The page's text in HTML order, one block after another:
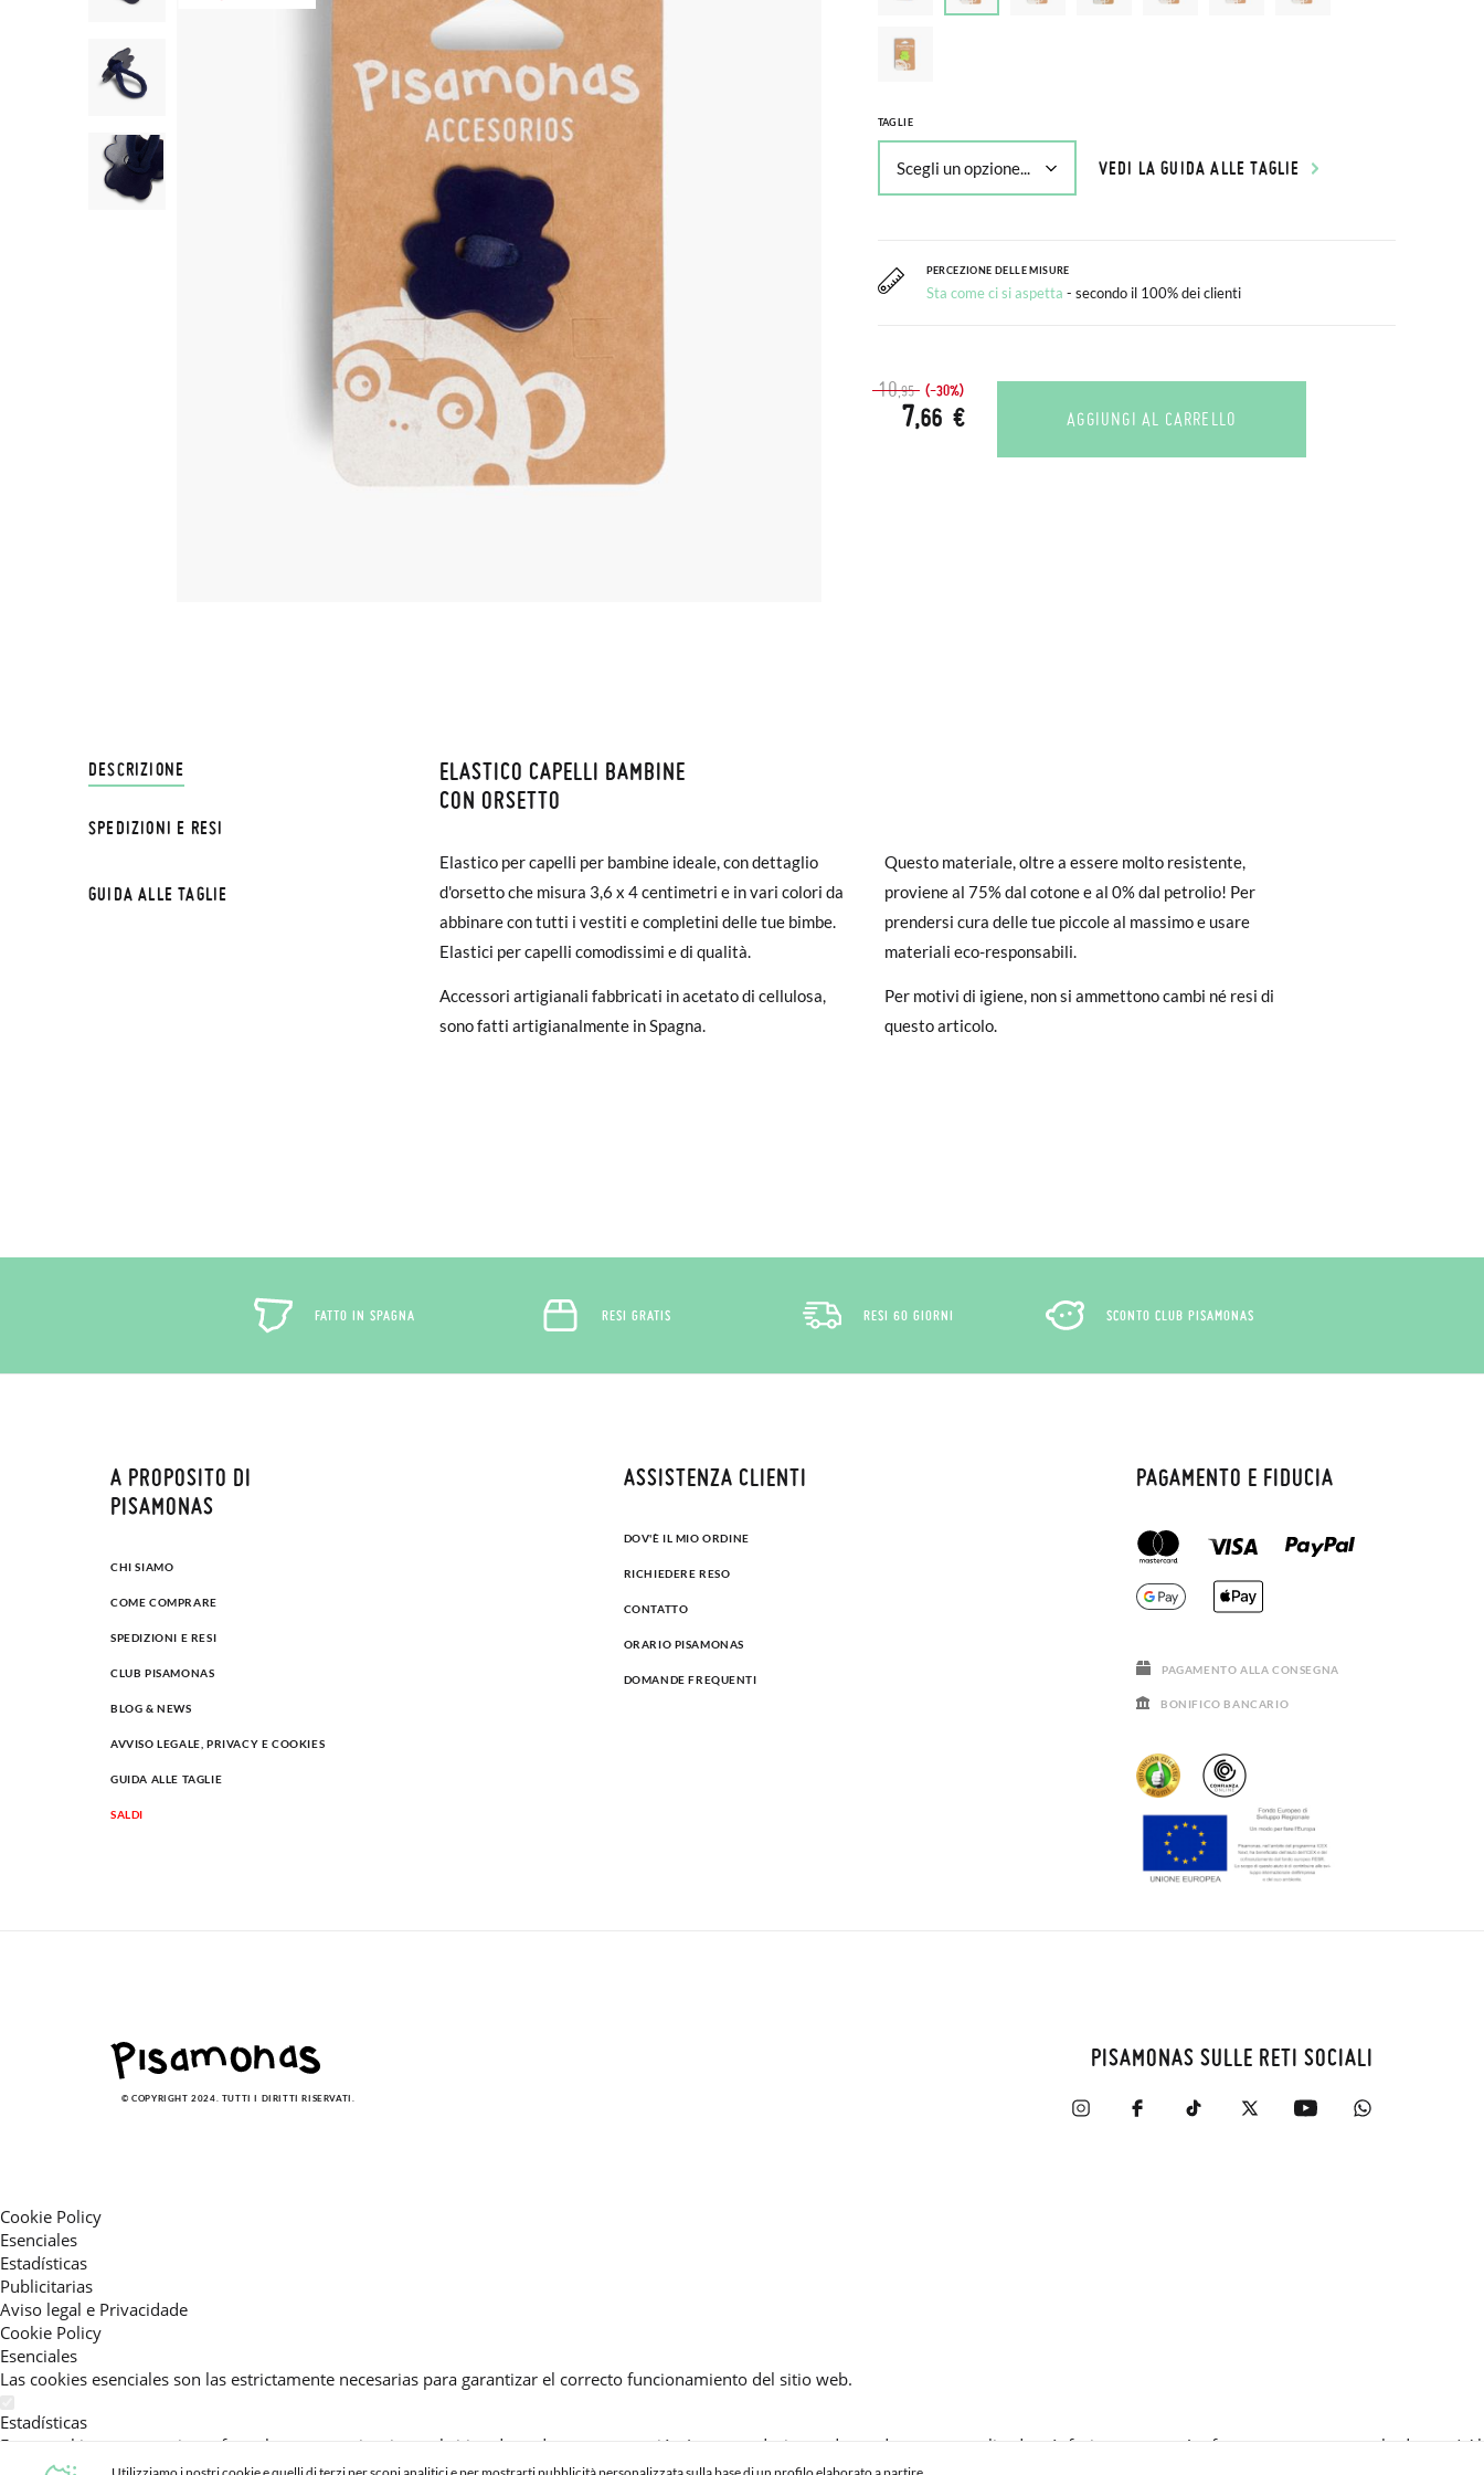
TAGLIE
VEDI LA GUIDA ALLE TAGLIE
PERCEZIONE DELLE MISURE
Sta come ci si aspetta - secondo il 100% dei clienti
10,95 (-30%)
7,66 € AGGIUNGI AL CARRELLO
DESCRIZIONE
ELASTICO CAPELLI BAMBINE
CON ORSETTO
Elastico per capelli per bambine ideale, con dettaglio
d'orsetto che misura 3,6 x 4 centimetri e in vari colori da
abbinare con tutti i vestiti e completini delle tue bimbe.
Elastici per capelli comodissimi e di qualità.
Accessori artigianali fabbricati in acetato di cellulosa,
sono fatti artigianalmente in Spagna.
Questo materiale, oltre a essere molto resistente,
proviene al 75% dal cotone e al 0% dal petrolio! Per
prendersi cura delle tue piccole al massimo e usare
materiali eco-responsabili.
Per motivi di igiene, non si ammettono cambi né resi di
questo articolo.
SPEDIZIONI E RESI
SPEDIZIONI E RESI
€ e impiegherà da 4 a 5 giorni lavorativi per arrivare tramite corriere. Ti preghiamo di notare che l'ordine deve essere
effettuato prima delle 15:00, altrimenti verrà spedito il giorno successivo.
Se le scarpe arrivano e non sono esattamente quello che cercavi, puoi richiedere facilmente un reso gratuito.
Se hai un account, ti basta accedere per avviare la procedura. Se hai effettuato il pagamento come ospite, visita la
nostra pagina dei
e inserisci il numero d'ordine e l'indirizzo e-mail utilizzato per l'acquisto. Un'etichetta di reso
GUIDA ALLE TAGLIE
FATTO IN SPAGNA RESI GRATIS RESI 60 GIORNI SCONTO CLUB PISAMONAS
A PROPOSITO DI
PISAMONAS
CHI SIAMO
COME COMPRARE
SPEDIZIONI E RESI
CLUB PISAMONAS
BLOG & NEWS
AVVISO LEGALE, PRIVACY E COOKIES
GUIDA ALLE TAGLIE
SALDI
ASSISTENZA CLIENTI
DOV'È IL MIO ORDINE
RICHIEDERE RESO
CONTATTO
ORARIO PISAMONAS
DOMANDE FREQUENTI
PAGAMENTO E FIDUCIA
PAGAMENTO ALLA CONSEGNA
BONIFICO BANCARIO
© COPYRIGHT 2024. TUTTI I DIRITTI RISERVATI.
PISAMONAS SULLE RETI SOCIALI
Cookie Policy
Esenciales
Estadísticas
Publicitarias
Aviso legal e Privacidade
Cookie Policy
Esenciales
Las cookies esenciales son las estrictamente necesarias para garantizar el correcto funcionamiento del sitio web.
Estadísticas
Estas cookies nos permiten ofrecerle una experiencia en el sitio adaptada a su navegación (recomendaciones de producto personalizadas, énfasis en categorías frecuentemente consultadas, etc).Al
activar esta cookie, nos ayuda a mejorar aún más su experiencia.